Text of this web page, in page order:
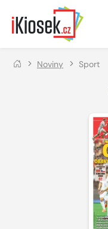
Přejít na hlavní obsah
Noviny Sport